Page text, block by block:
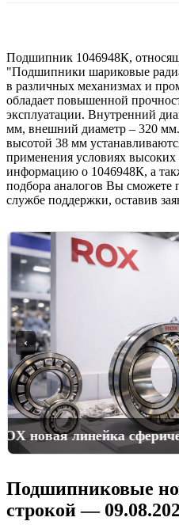
Подшипник 1046948К,
"Подшипники шариковые
в различных механизмах и
обладает повышенной
эксплуатации. Внутренний
мм, внешний диаметр – 320
высотой 38 мм
применения условиях
информацию о 1046948К, а
подбора аналогов Вы сможете
службе поддержки, оставив
для горной
‹
Подшипниковые
строкой —